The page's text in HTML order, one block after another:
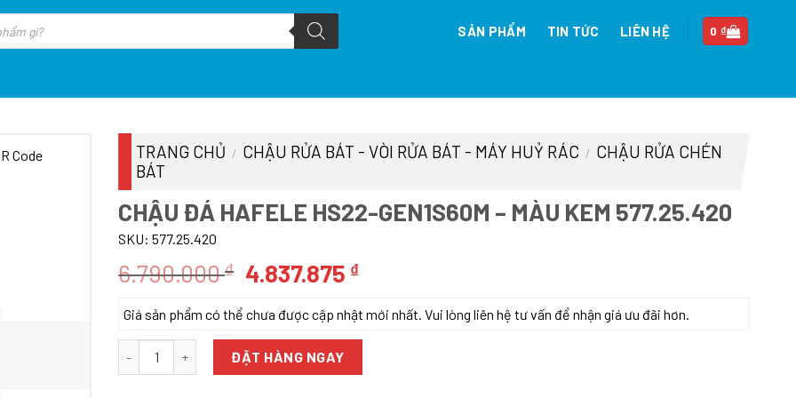
SẢN PHẨM TIN TỨC LIÊN HỆ 0₫
TRANG CHỦ / CHẬU RỬA BÁT - VÒI RỬA BÁT - MÁY HUỶ RÁC / CHẬU RỬA CHÉN
BÁT
CHẬU ĐÁ HAFELE HS22-GEN1S60M – MÀU KEM 577.25.420
SKU: 577.25.420
6.790.000₫ Giá
là:
6.790.000 ₫.
4.837.875 ₫Giá
tại
là:
4.837.875 ₫.
Giá sản phẩm có thể chưa được cập nhật mới nhất. Vui lòng liên hệ tư vấn để nhận giá ưu đãi hơn.
Chậu đá Hafele HS22-GEN1S60M - màu kem 577.25.420 số lượng
ĐẶT HÀNG NGAY